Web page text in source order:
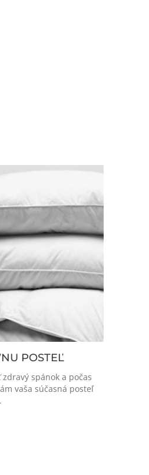
POSTEĽ
spánok a počas
vaša súčasná posteľ